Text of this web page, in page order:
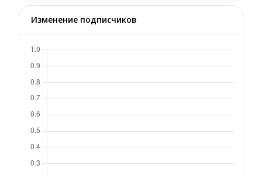
Изменение подписчиков